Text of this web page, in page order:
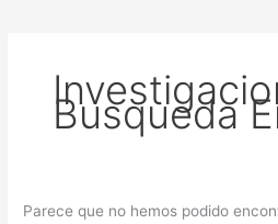
Busqueda
Parece que no hemos podido